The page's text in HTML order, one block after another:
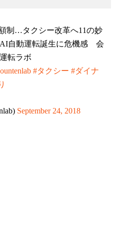
制…タクシー改革へ11の妙
自動運転誕生に危機感 会
転ラボ
#タクシー #ダイナ
September 24, 2018